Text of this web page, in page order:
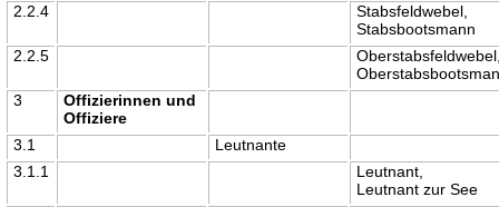
2.2.4
Stabsfeldwebel,
Stabsbootsmann
2.2.5
3
Offizierinnen und
Offiziere
3.1
Leutnante
3.1.1
Leutnant,
Leutnant zur See